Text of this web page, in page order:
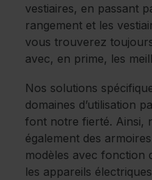
vestiaires, en passant
rangement et les
vous trouverez
avec, en prime, les
Nos solutions
domaines d’utilisation
font notre fierté. Ainsi,
également des
modèles avec fonction
les appareils